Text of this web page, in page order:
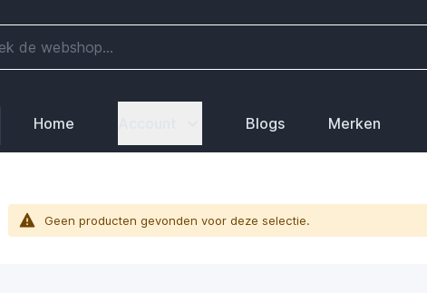
Home Blogs Merken
Geen producten gevonden voor deze selectie.